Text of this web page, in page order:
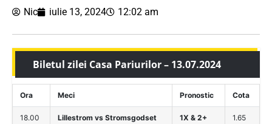
Nic iulie 13, 2024 12:02 am
Biletul zilei Casa Pariurilor – 13.07.2024
Ora Meci Pronostic Cota
18.00 Lillestrom vs Stromsgodset 1X & 2+ 1.65